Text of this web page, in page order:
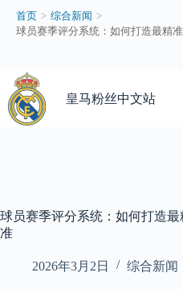
系
造
最
精
首页 > 综合新闻 >
球员赛季评分系统：如何打造最精
过
内
皇马粉丝中文站
球员赛季评分系统：如何打造
准
2026年3月2日 综合新闻